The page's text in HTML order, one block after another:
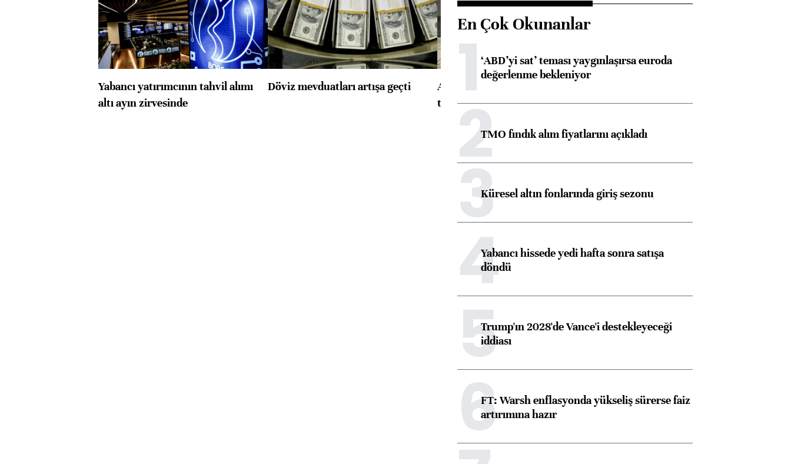
Yabancı yatırımcının tahvil alımı
altı ayın zirvesinde
Döviz mevduatları artışa geçti
ABD'de konut başlangıçları
toparlandı
konusunda Unicredit ile
En Çok Okunanlar
1‘ABD’yi sat’ teması yaygınlaşırsa euroda
değerlenme bekleniyor
2TMO fındık alım fiyatlarını açıkladı
3Küresel altın fonlarında giriş sezonu
4Yabancı hissede yedi hafta sonra satışa
döndü
5Trump'ın 2028'de Vance'i destekleyeceği
iddiası
6FT: Warsh enflasyonda yükseliş sürerse faiz
artırımına hazır